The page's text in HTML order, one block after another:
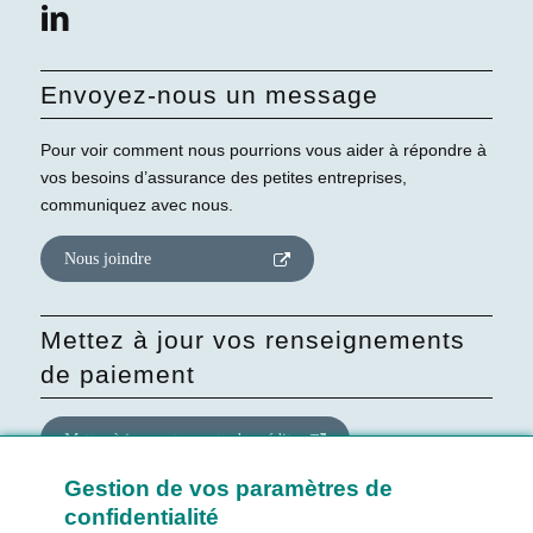
Envoyez-nous un message
Pour voir comment nous pourrions vous aider à répondre à
vos besoins d’assurance des petites entreprises,
communiquez avec nous.
Nous joindre
Mettez à jour vos renseignements
de paiement
Mettre à jour votre carte de crédit
Mettre à jour le consentement
Gestion de vos paramètres de
confidentialité